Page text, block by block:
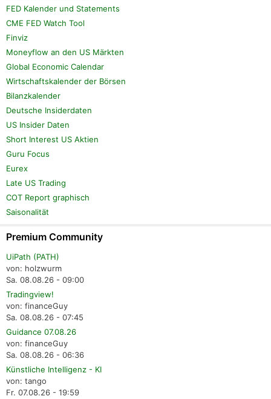
FED Kalender und Statements
CME FED Watch Tool
Finviz
Moneyflow an den US Märkten
Global Economic Calendar
Wirtschaftskalender der Börsen
Bilanzkalender
Deutsche Insiderdaten
US Insider Daten
Short Interest US Aktien
Guru Focus
Eurex
Late US Trading
COT Report graphisch
Saisonalität
Premium Community
UiPath (PATH)
von: holzwurm
Sa. 08.08.26 - 09:00
Tradingview!
von: financeGuy
Sa. 08.08.26 - 07:45
Guidance 07.08.26
von: financeGuy
Sa. 08.08.26 - 06:36
Künstliche Intelligenz - KI
von: tango
Fr. 07.08.26 - 19:59